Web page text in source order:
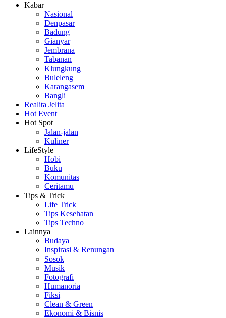
Kabar
Nasional
Denpasar
Badung
Gianyar
Jembrana
Tabanan
Klungkung
Buleleng
Karangasem
Bangli
Realita Jelita
Hot Event
Hot Spot
Jalan-jalan
Kuliner
LifeStyle
Hobi
Buku
Komunitas
Ceritamu
Tips & Trick
Life Trick
Tips Kesehatan
Tips Techno
Lainnya
Budaya
Inspirasi & Renungan
Sosok
Musik
Fotografi
Humanoria
Fiksi
Clean & Green
Ekonomi & Bisnis